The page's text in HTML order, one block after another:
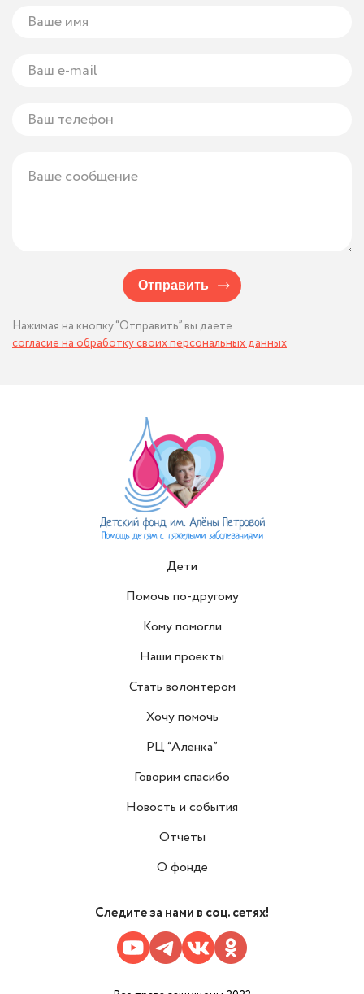
Отправить
Нажимая на кнопку “Отправить” вы даете
согласие на обработку своих персональных данных
Дети
Помочь по-другому
Кому помогли
Наши проекты
Стать волонтером
Хочу помочь
РЦ “Аленка”
Говорим спасибо
Новость и события
Отчеты
О фонде
Следите за нами в соц. сетях!